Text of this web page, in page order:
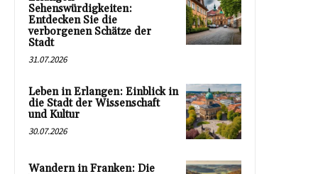
Sehenswürdigkeiten:
Entdecken Sie die
verborgenen Schätze der
Stadt
31.07.2026
Leben in Erlangen: Einblick in
die Stadt der Wissenschaft
und Kultur
30.07.2026
Wandern in Franken: Die